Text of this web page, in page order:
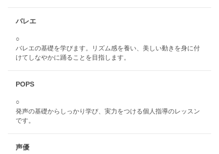
バレエ
○
バレエの基礎を学びます。リズム感を養い、美しい動きを身に付
けてしなやかに踊ることを目指します。
POPS
○
発声の基礎からしっかり学び、実力をつける個人指導のレッスン
です。
声優